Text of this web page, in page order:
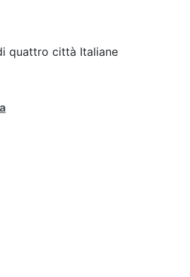
quattro città Italiane